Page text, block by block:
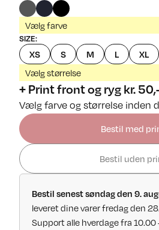
Vælg farve
SIZE:
XS S M L XL
Vælg størrelse
+ Print front og ryg kr.
Vælg farve og størrelse inden
Bestil med
Bestil uden
Bestil senest søndag den 9.
leveret dine varer fredag den
Support alle hverdage fra 10.00